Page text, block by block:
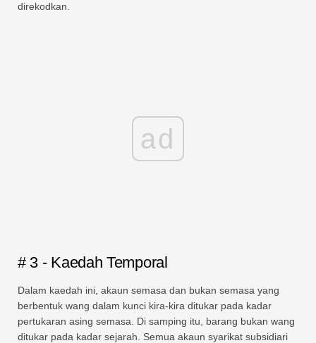
direkodkan.
ad
# 3 - Kaedah Temporal
Dalam kaedah ini, akaun semasa dan bukan semasa yang
berbentuk wang dalam kunci kira-kira ditukar pada kadar
pertukaran asing semasa. Di samping itu, barang bukan wang
ditukar pada kadar sejarah. Semua akaun syarikat subsidiari